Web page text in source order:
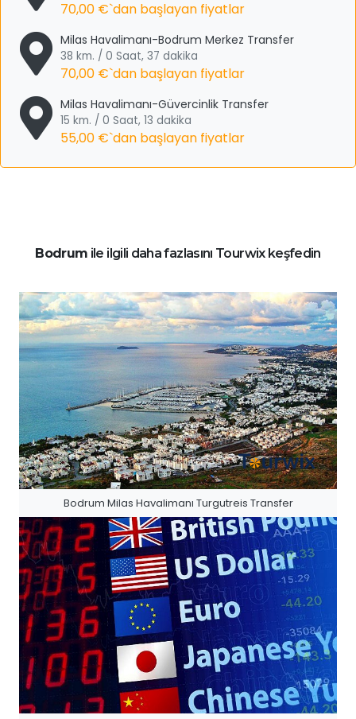
70,00 €`dan başlayan fiyatlar
Milas Havalimanı-Bodrum Merkez Transfer
38 km. / 0 Saat, 37 dakika
70,00 €`dan başlayan fiyatlar
Milas Havalimanı-Güvercinlik Transfer
15 km. / 0 Saat, 13 dakika
55,00 €`dan başlayan fiyatlar
Bodrum ile ilgili daha fazlasını Tourwix keşfedin
Bodrum Milas Havalimanı Turgutreis Transfer